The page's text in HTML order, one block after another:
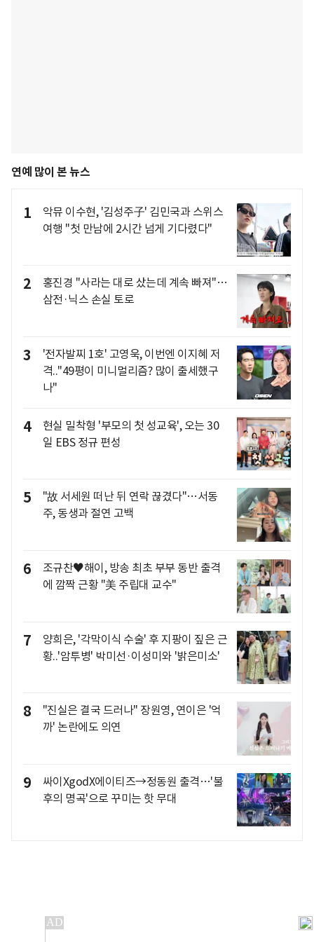
연예 많이 본 뉴스
1
악뮤 이수현, '김성주子' 김민국과 스위스
여행 "첫 만남에 2시간 넘게 기다렸다"
2
홍진경 "사라는 대로 샀는데 계속 빠져"…
삼전·닉스 손실 토로
3
'전자발찌 1호' 고영욱, 이번엔 이지혜 저
격.."49평이 미니멀리즘? 많이 출세했구
나"
4
현실 밀착형 '부모의 첫 성교육', 오는 30
일 EBS 정규 편성
5
"故 서세원 떠난 뒤 연락 끊겼다"…서동
주, 동생과 절연 고백
6
조규찬♥해이, 방송 최초 부부 동반 출격
에 깜짝 근황 "美 주립대 교수"
7
양희은, '각막이식 수술' 후 지팡이 짚은 근
황..'암투병' 박미선·이성미와 '밝은미소'
8
"진실은 결국 드러나" 장원영, 연이은 '억
까' 논란에도 의연
9
싸이XgodX에이티즈→정동원 출격…'불
후의 명곡'으로 꾸미는 핫 무대